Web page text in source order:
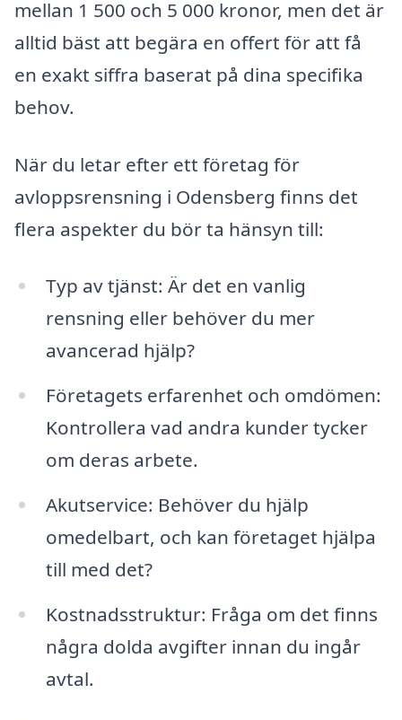
mellan 1 500 och 5 000 kronor, men det är
alltid bäst att begära en offert för att få
en exakt siffra baserat på dina specifika
behov.
När du letar efter ett företag för
avloppsrensning i Odensberg finns det
flera aspekter du bör ta hänsyn till:
Typ av tjänst: Är det en vanlig
rensning eller behöver du mer
avancerad hjälp?
Företagets erfarenhet och omdömen:
Kontrollera vad andra kunder tycker
om deras arbete.
Akutservice: Behöver du hjälp
omedelbart, och kan företaget hjälpa
till med det?
Kostnadsstruktur: Fråga om det finns
några dolda avgifter innan du ingår
avtal.